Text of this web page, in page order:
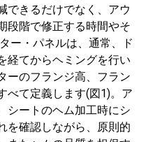
できるだけでなく、アウ
段階で修正する時間やそ
ー・パネルは、通常、ド
経てからヘミングを行い
ーのフランジ高、フラン
べて定義します(図1)。ア
シートのヘム加工時にシ
を確認しながら、原則的